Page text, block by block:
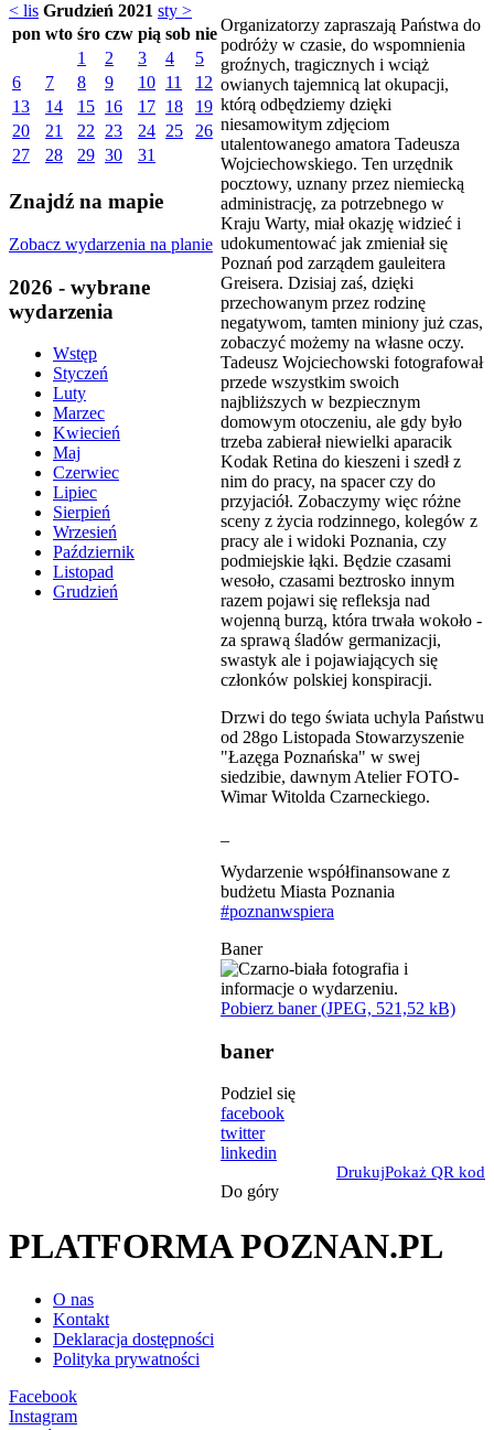
< lis Grudzień 2021 sty >
pon wto śro czw pią sob nie
1
2 3 4
5
6
7 8 9 10 11
12
13
14 15 16 17 18
19
20
21 22 23 24 25
26
27
28 29 30 31
Znajdź na mapie
Zobacz wydarzenia na planie
2026 - wybrane
wydarzenia
Wstęp
Styczeń
Luty
Marzec
Kwiecień
Maj
Czerwiec
Lipiec
Sierpień
Wrzesień
Październik
Listopad
Grudzień
Organizatorzy zapraszają Państwa do
podróży w czasie, do wspomnienia
groźnych, tragicznych i wciąż
owianych tajemnicą lat okupacji,
którą odbędziemy dzięki
niesamowitym zdjęciom
utalentowanego amatora Tadeusza
Wojciechowskiego. Ten urzędnik
pocztowy, uznany przez niemiecką
administrację, za potrzebnego w
Kraju Warty, miał okazję widzieć i
udokumentować jak zmieniał się
Poznań pod zarządem gauleitera
Greisera. Dzisiaj zaś, dzięki
przechowanym przez rodzinę
negatywom, tamten miniony już czas,
zobaczyć możemy na własne oczy.
Tadeusz Wojciechowski fotografował
przede wszystkim swoich
najbliższych w bezpiecznym
domowym otoczeniu, ale gdy było
trzeba zabierał niewielki aparacik
Kodak Retina do kieszeni i szedł z
nim do pracy, na spacer czy do
przyjaciół. Zobaczymy więc różne
sceny z życia rodzinnego, kolegów z
pracy ale i widoki Poznania, czy
podmiejskie łąki. Będzie czasami
wesoło, czasami beztrosko innym
razem pojawi się refleksja nad
wojenną burzą, która trwała wokoło -
za sprawą śladów germanizacji,
swastyk ale i pojawiających się
członków polskiej konspiracji.
Drzwi do tego świata uchyla Państwu
od 28go Listopada Stowarzyszenie
"Łazęga Poznańska" w swej
siedzibie, dawnym Atelier FOTO-
Wimar Witolda Czarneckiego.
Wydarzenie współfinansowane z
budżetu Miasta Poznania
#poznanwspiera
Baner
Pobierz baner (JPEG, 521,52 kB)
baner
Podziel się
facebook
twitter
linkedin
DrukujPokaż QR kod
Do góry
PLATFORMA POZNAN.PL
O nas
Kontakt
Deklaracja dostępności
Polityka prywatności
Facebook
Instagram